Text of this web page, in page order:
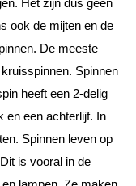
Het zijn dus geen
ook de mijten en de
De meeste
Spinnen
heeft een 2-delig
en een achterlijf. In
Spinnen leven op
is vooral in de